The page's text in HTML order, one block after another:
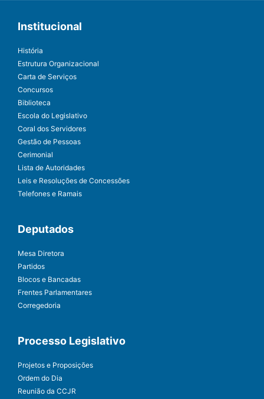
Institucional
História
Estrutura Organizacional
Carta de Serviços
Concursos
Biblioteca
Escola do Legislativo
Coral dos Servidores
Gestão de Pessoas
Cerimonial
Lista de Autoridades
Leis e Resoluções de Concessões
Telefones e Ramais
Deputados
Mesa Diretora
Partidos
Blocos e Bancadas
Frentes Parlamentares
Corregedoria
Processo Legislativo
Projetos e Proposições
Ordem do Dia
Reunião da CCJR